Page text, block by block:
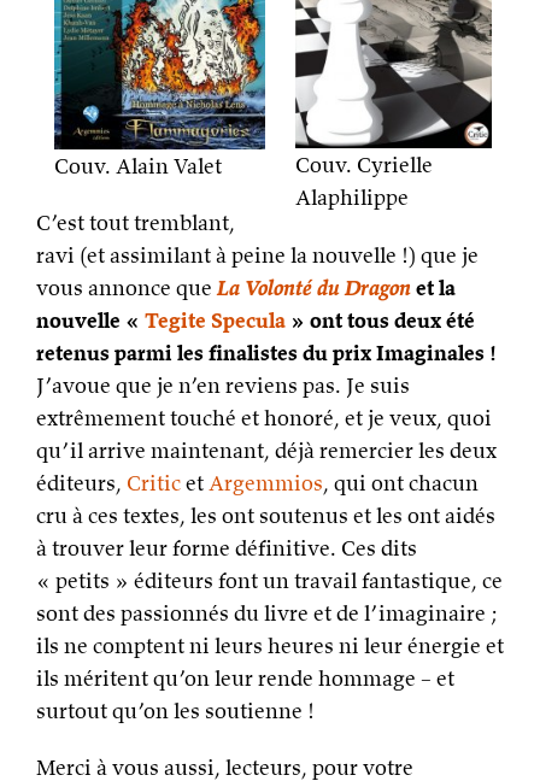
Couv. Cyrielle
Alaphilippe
Couv. Alain Valet
C’est tout tremblant,
ravi (et assimilant à peine la nouvelle !) que je
vous annonce queLa Volonté du Dragonet la
nouvelle « Tegite Specula » ont tous deux été
retenus parmi les finalistes du prix Imaginales !
J’avoue que je n’en reviens pas. Je suis
extrêmement touché et honoré, et je veux, quoi
qu’il arrive maintenant, déjà remercier les deux
éditeurs, CriticetArgemmios, qui ont chacun
cru à ces textes, les ont soutenus et les ont aidés
à trouver leur forme définitive. Ces dits
« petits » éditeurs font un travail fantastique, ce
sont des passionnés du livre et de l’imaginaire ;
ils ne comptent ni leurs heures ni leur énergie et
ils méritent qu’on leur rende hommage – et
surtout qu’on les soutienne !
Merci à vous aussi, lecteurs, pour votre